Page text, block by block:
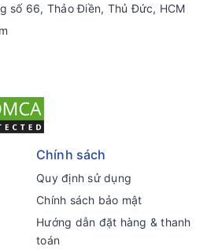
số 66, Thảo Điền, Thủ Đức, HCM
Chính sách
Quy định sử dụng
Chính sách bảo mật
Hướng dẫn đặt hàng & thanh
toán